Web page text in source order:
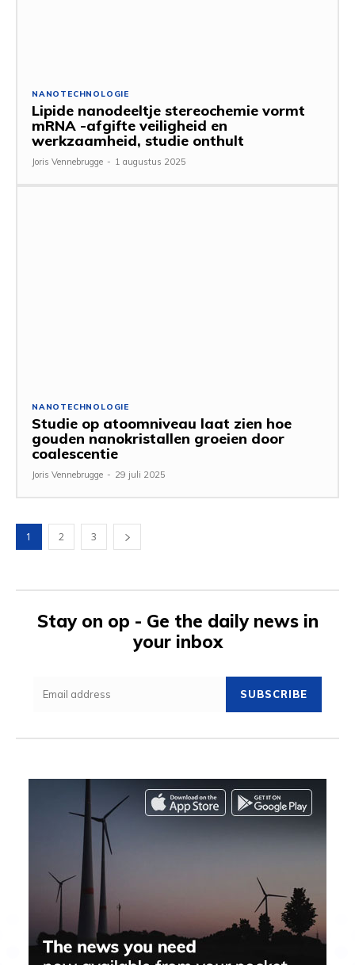
NANOTECHNOLOGIE
Lipide nanodeeltje stereochemie vormt
mRNA -afgifte veiligheid en
werkzaamheid, studie onthult
Joris Vennebrugge - 1 augustus 2025
NANOTECHNOLOGIE
Studie op atoomniveau laat zien hoe
gouden nanokristallen groeien door
coalescentie
Joris Vennebrugge - 29 juli 2025
1 2 3
Stay on op - Ge the daily news in
your inbox
SUBSCRIBE